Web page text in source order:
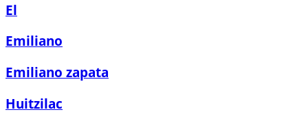
El
Emiliano
Emiliano zapata
Huitzilac